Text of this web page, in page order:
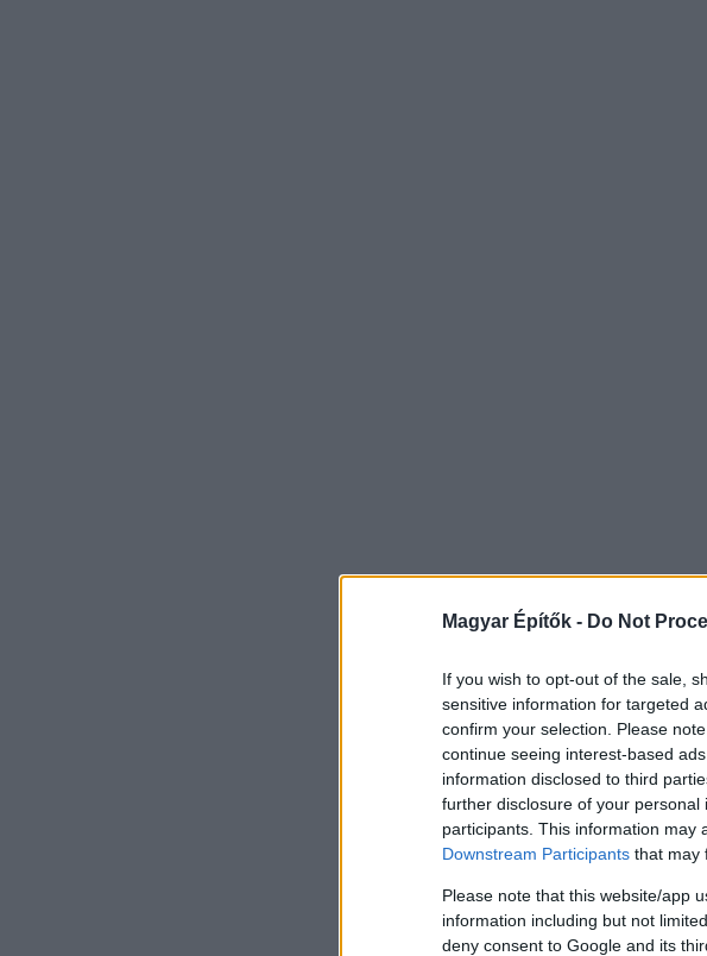
Magyar Építők - Do Not
If you wish to opt-out of the sale,
sensitive information for targeted
confirm your selection. Please
continue seeing interest-based
information disclosed to third
further disclosure of your personal
participants. This information may
Downstream Participants that may
Please note that this website/app
information including but not
deny consent to Google and its